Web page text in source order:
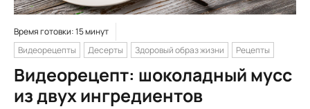
Время готовки: 15 минут
Видеорецепты
Десерты Здоровый образ жизни Рецепты
Видеорецепт: шоколадный мусс
из двух ингредиентов